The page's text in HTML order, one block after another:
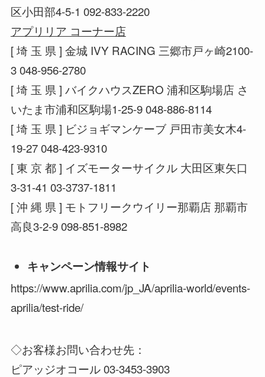
区小田部4-5-1 092-833-2220
アプリリア コーナー店
[ 埼 玉 県 ] 金城 IVY RACING 三郷市戸ヶ崎2100-
3 048-956-2780
[ 埼 玉 県 ] バイクハウスZERO 浦和区駒場店 さ
いたま市浦和区駒場1-25-9 048-886-8114
[ 埼 玉 県 ] ビジョギマンケーブ 戸田市美女木4-
19-27 048-423-9310
[ 東 京 都 ] イズモーターサイクル 大田区東矢口
3-31-41 03-3737-1811
[ 沖 縄 県 ] モトフリークウイリー那覇店 那覇市
高良3-2-9 098-851-8982
キャンペーン情報サイト
https://www.aprilia.com/jp_JA/aprilia-world/events-
aprilia/test-ride/
◇お客様お問い合わせ先：
ピアッジオコール 03-3453-3903